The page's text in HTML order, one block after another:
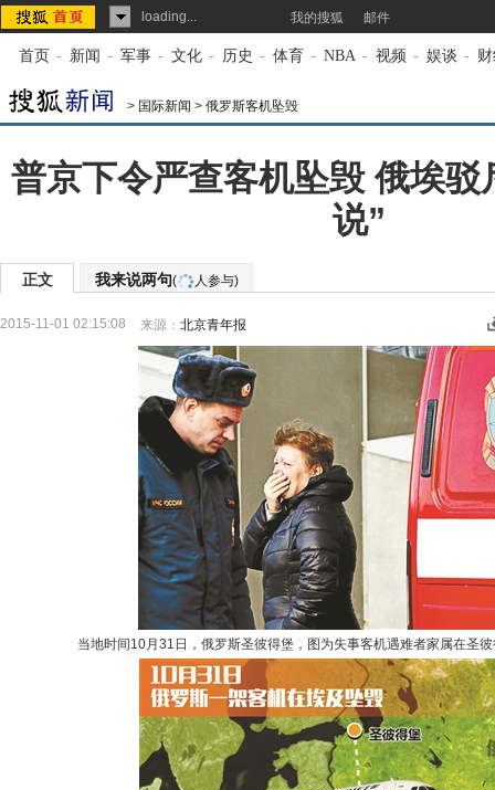
loading... 我的搜狐 邮件
首页 - 新闻 - 军事 - 文化 - 历史 - 体育 - NBA - 视频 - 娱谈 -
> 国际新闻 > 俄罗斯客机坠毁
普京下令严查客机坠毁 俄埃驳
说”
正文 我来说两句( 人参与)
2015-11-01 02:15:08 来源： 北京青年报
当地时间10月31日，俄罗斯圣彼得堡，图为失事客机遇难者家属在圣彼